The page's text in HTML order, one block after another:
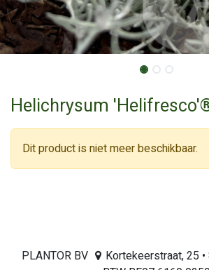
Helichrysum
Dit product is niet meer beschikbaar.
PLANTOR BV
Kortekeerstraat, 25